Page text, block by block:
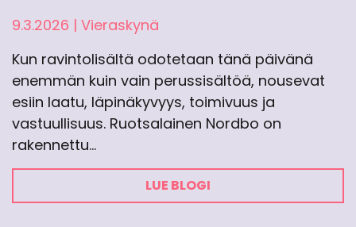
9.3.2026 | Vieraskynä
Kun ravintolisältä odotetaan tänä päivänä
enemmän kuin vain perussisältöä, nousevat
esiin laatu, läpinäkyvyys, toimivuus ja
vastuullisuus. Ruotsalainen Nordbo on
rakennettu…
LUE BLOGI